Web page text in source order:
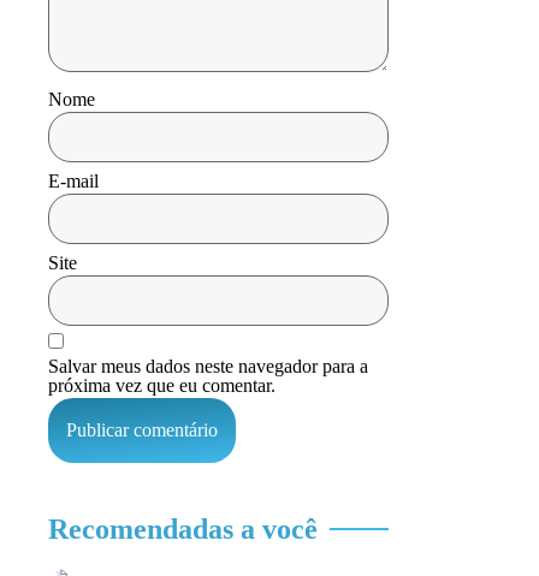
Nome
E-mail
Site
Salvar meus dados neste navegador para a
próxima vez que eu comentar.
Recomendadas a você